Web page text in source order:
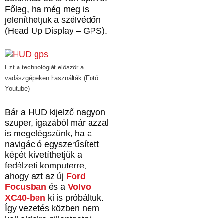
Főleg, ha még meg is
jeleníthetjük a szélvédőn
(Head Up Display – GPS).
Ezt a technológiát először a
vadászgépeken használták (Fotó:
Youtube)
Bár a HUD kijelző nagyon
szuper, igazából már azzal
is megelégszünk, ha a
navigáció egyszerűsített
képét kivetíthetjük a
fedélzeti komputerre,
ahogy azt az új Ford
Focusban és a Volvo
XC40-ben ki is próbáltuk.
Így vezetés közben nem